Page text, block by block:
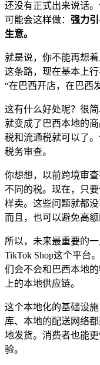
还没有正式出来说话
可能会这样做： 强力
生意。
就是说，你不能再想
这条路，现在基本上
“在巴西开店，在巴西
这有什么好处呢？很
就变成了巴西本地的
税和流通税就可以了
税务审查。
你想想，以前跨境审
不同的税。现在，只
样卖。这些问题就都
而且，也可以避免高额
所以，未来最重要的
TikTok Shop这个平台
们会不会和巴西本地
上的本地供应链。
这个本地化的基础设
库、本地的配送网络
地发货。消费者也能
验。